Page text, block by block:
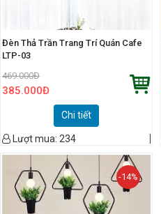
Đèn Thả Trần Trang Trí Quán Cafe
LTP-03
469.000Đ
385.000Đ
Chi tiết
Lượt mua: 234
-14%